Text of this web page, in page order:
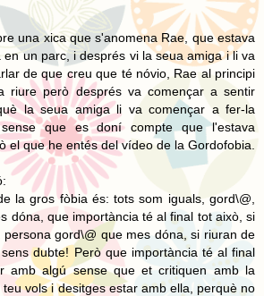
una xica que s'anomena Rae, que estava
en un parc, i després vi la seua amiga i li va
de que creu que té nóvio, Rae al principi
riure però després va començar a sentir
la seua amiga li va començar a fer-la
que es doní compte que l'estava
el que he entés del vídeo de la Gordofobia.
la gros fòbia és: tots som iguals, gord\@,
dóna, que importància té al final tot això, si
gord\@ que mes dóna, si riuran de
dubte! Però que importància té al final
amb algú sense que et critiquen amb la
vols i desitges estar amb ella, perquè no